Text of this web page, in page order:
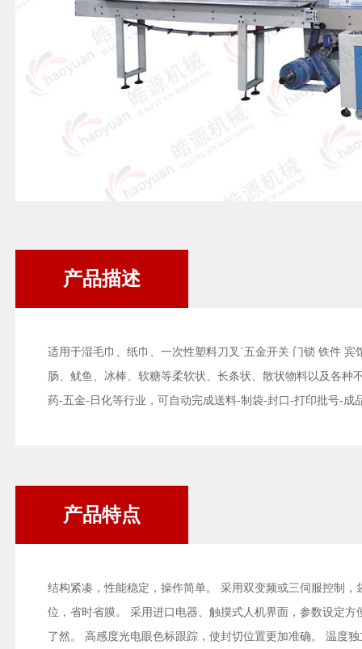
产品描述
适用于湿毛巾、纸巾、一次性塑料刀叉`五金开关 门锁 铁件 宾
肠、鱿鱼、冰棒、软糖等柔软状、长条状、散状物料以及各种
药-五金-日化等行业，可自动完成送料-制袋-封口-打印批号-成
产品特点
结构紧凑，性能稳定，操作简单。 采用双变频或三伺服控制
位，省时省膜。 采用进口电器、触摸式人机界面，参数设定
了然。 高感度光电眼色标跟踪，使封切位置更加准确。 温度